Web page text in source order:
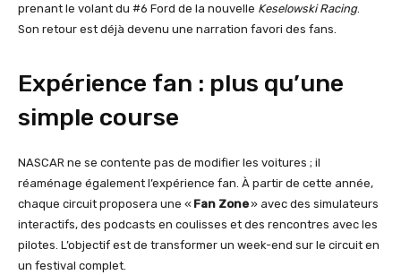
prenant le volant du #6 Ford de la nouvelle Keselowski Racing.
Son retour est déjà devenu une narration favori des fans.
Expérience fan : plus qu’une
simple course
NASCAR ne se contente pas de modifier les voitures ; il
réaménage également l’expérience fan. À partir de cette année,
chaque circuit proposera une « Fan Zone» avec des simulateurs
interactifs, des podcasts en coulisses et des rencontres avec les
pilotes. L’objectif est de transformer un week-end sur le circuit en
un festival complet.